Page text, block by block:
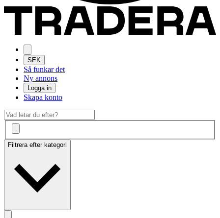
SEK
Så funkar det
Ny annons
Logga in
Skapa konto
Filtrera efter kategori